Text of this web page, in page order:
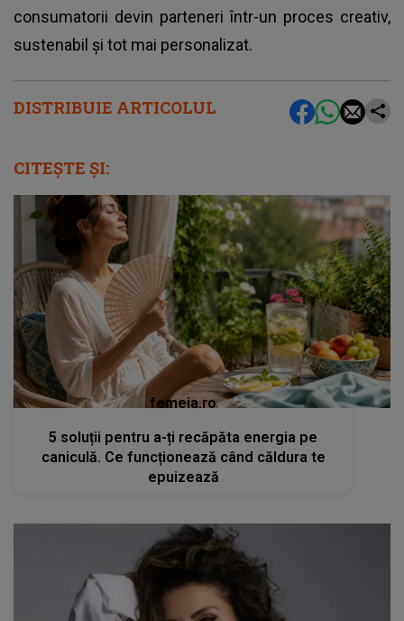
DISTRIBUIE ARTICOLUL
consumatorii devin parteneri într-un proces creativ,
sustenabil și tot mai personalizat.
CITEȘTE ȘI:
femeia.ro
5 soluții pentru a-ți recăpăta energia pe
caniculă. Ce funcționează când căldura te
epuizează